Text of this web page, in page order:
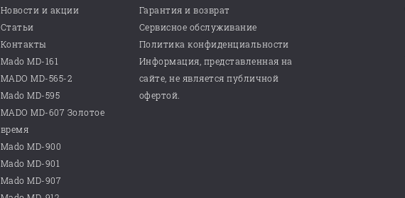
Новости и акции
Статьи
Контакты
Mado MD-161
MADO MD-565-2
Mado MD-595
MADO MD-607 Золотое
время
Mado MD-900
Mado MD-901
Mado MD-907
Гарантия и возврат
Сервисное обслуживание
Политика конфиденциальности
Информация, представленная на
сайте, не является публичной
офертой.